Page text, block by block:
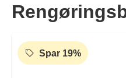
Outlet
Tips og tricks
4.4 Google Reviews
4.7 Trustpilot
Spar 19%